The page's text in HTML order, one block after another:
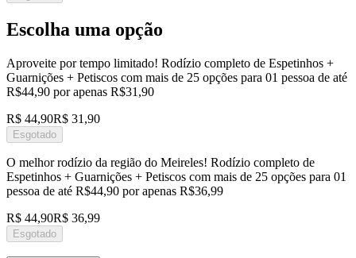
Escolha uma opção
Aproveite por tempo limitado! Rodízio completo de Espetinhos +
Guarnições + Petiscos com mais de 25 opções para 01 pessoa de até
R$44,90 por apenas R$31,90
R$ 44,90R$ 31,90
Esgotado
O melhor rodízio da região do Meireles! Rodízio completo de
Espetinhos + Guarnições + Petiscos com mais de 25 opções para 01
pessoa de até R$44,90 por apenas R$36,99
R$ 44,90R$ 36,99
Esgotado